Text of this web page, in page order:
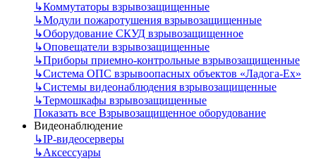
↳Коммутаторы взрывозащищенные
↳Модули пожаротушения взрывозащищенные
↳Оборудование СКУД взрывозащищенное
↳Оповещатели взрывозащищенные
↳Приборы приемно-контрольные взрывозащищенные
↳Система ОПС взрывоопасных объектов «Ладога-Ex»
↳Системы видеонаблюдения взрывозащищенные
↳Термошкафы взрывозащищенные
Показать все Взрывозащищенное оборудование
Видеонаблюдение
↳IP-видеосерверы
↳Аксессуары